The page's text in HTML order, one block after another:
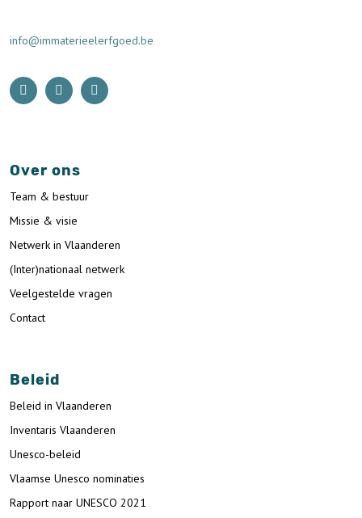
info@immaterieelerfgoed.be
Over ons
Team & bestuur
Missie & visie
Netwerk in Vlaanderen
(Inter)nationaal netwerk
Veelgestelde vragen
Contact
Beleid
Beleid in Vlaanderen
Inventaris Vlaanderen
Unesco-beleid
Vlaamse Unesco nominaties
Rapport naar UNESCO 2021